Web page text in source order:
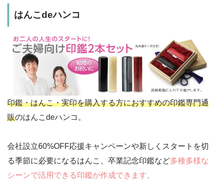
はんこdeハンコ
印鑑・はんこ・実印を購入する方におすすめの印鑑専門通
販のはんこdeハンコ。
会社設立60%OFF応援キャンペーンや新しくスタートを切
る季節に必要になるはんこ、卒業記念印鑑など多種多様な
シーンで活用できる印鑑が作成できます。